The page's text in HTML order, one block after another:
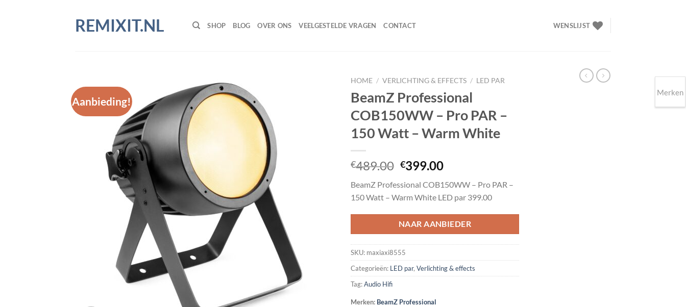
REMIXIT.NL SHOP BLOG OVER ONS VEELGESTELDE VRAGEN CONTACT WENSLIJST
Aanbieding!
HOME / VERLICHTING & EFFECTS / LED PAR
BeamZ Professional
COB150WW – Pro PAR –
150 Watt – Warm White
€489.00 Oorspronkelijke
was:
€489.00.
€399.00Huidige
is:
€399.00.
BeamZ Professional COB150WW – Pro PAR –
150 Watt – Warm White LED par 399.00
NAAR AANBIEDER
SKU: maxiaxi8555
Categorieën: LED par, Verlichting & effects
Tag:Audio Hifi
Merken: BeamZ Professional
Merken